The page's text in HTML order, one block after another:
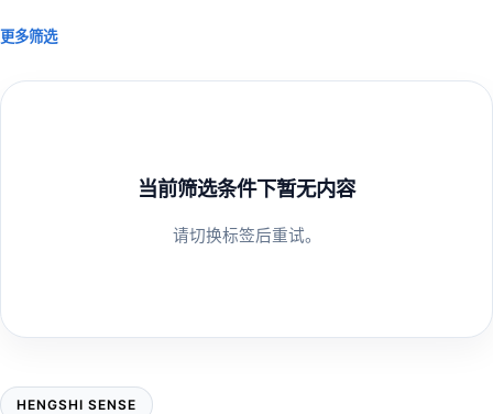
更多筛选
当前筛选条件下暂无内容
请切换标签后重试。
HENGSHI SENSE